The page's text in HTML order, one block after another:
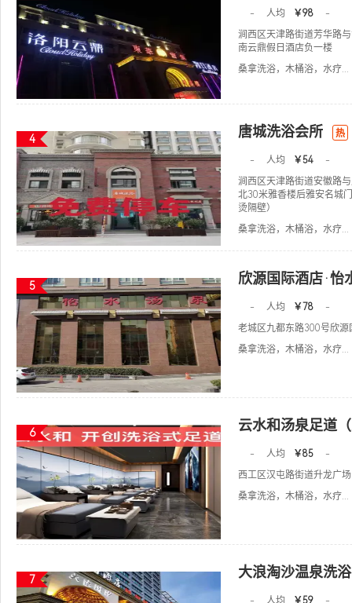
- 人均 ￥98
-
涧西区天津路街道芳华路
南云鼎假日酒店负一楼
桑拿洗浴，木桶浴，水疗...
4 唐城洗浴会所 热
- 人均 ￥54
-
涧西区天津路街道安徽路
北30米雅香楼后雅安名城
烫隔壁）
桑拿洗浴，木桶浴，水疗...
5 欣源国际酒店·怡
- 人均 ￥78
-
老城区九都东路300号欣
桑拿洗浴，木桶浴，水疗...
6 云水和汤泉足道
- 人均 ￥85
-
西工区汉屯路街道升龙广
桑拿洗浴，木桶浴，水疗...
7 大浪淘沙温泉洗浴
- 人均 ￥59
-